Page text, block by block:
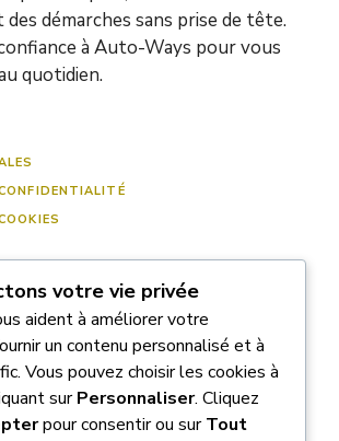
démarches sans prise de tête.
à Auto-Ways pour vous
quotidien.
votre vie privée
aident à améliorer votre
un contenu personnalisé et à
Vous pouvez choisir les cookies à
surPersonnaliser. Cliquez
pour consentir ou surTout